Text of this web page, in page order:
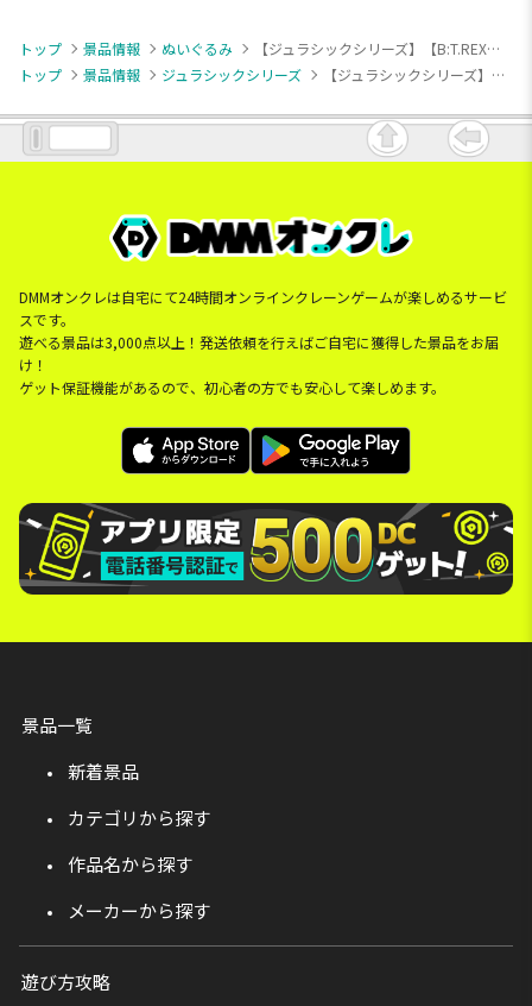
トップ 景品情報 ぬいぐるみ
【ジュラシックシリーズ】【B:T.REX】ジュラシック・ワールド Lぬいぐるみ リアルVer.
トップ
景品情報 ジュラシックシリーズ 【ジュラシックシリーズ】【B:T.REX】ジュラシック・ワールド Lぬいぐるみ リアルVer.
DMMオンクレは自宅にて24時間オンラインクレーンゲームが楽しめるサービ
スです。
遊べる景品は3,000点以上！発送依頼を行えばご自宅に獲得した景品をお届
け！
ゲット保証機能があるので、初心者の方でも安心して楽しめます。
景品一覧
新着景品
カテゴリから探す
作品名から探す
メーカーから探す
遊び方攻略